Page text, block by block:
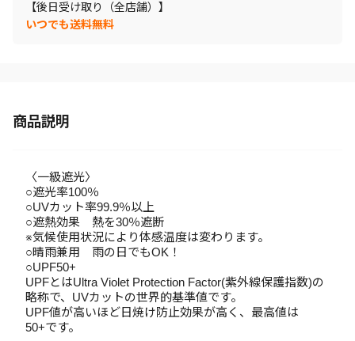
【後日受け取り（全店舗）】
いつでも送料無料
商品説明
〈一級遮光〉
○遮光率100％
○UVカット率99.9％以上
○遮熱効果 熱を30％遮断
※気候使用状況により体感温度は変わります。
○晴雨兼用 雨の日でもOK！
○UPF50+
UPFとはUltra Violet Protection Factor(紫外線保護指数)の
略称で、UVカットの世界的基準値です。
UPF値が高いほど日焼け防止効果が高く、最高値は
50+です。